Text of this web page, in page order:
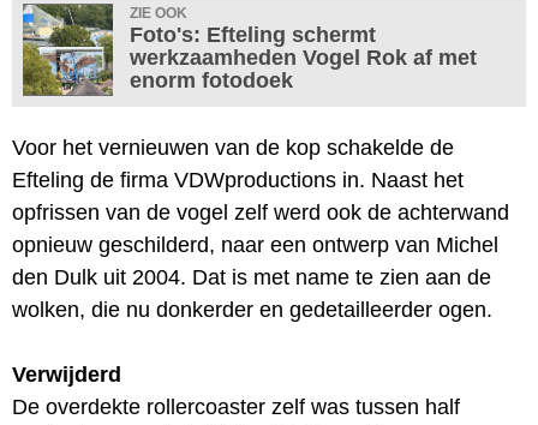
ZIE OOK
Foto's: Efteling schermt
werkzaamheden Vogel Rok af met
enorm fotodoek
Voor het vernieuwen van de kop schakelde de
Efteling de firma VDWproductions in. Naast het
opfrissen van de vogel zelf werd ook de achterwand
opnieuw geschilderd, naar een ontwerp van Michel
den Dulk uit 2004. Dat is met name te zien aan de
wolken, die nu donkerder en gedetailleerder ogen.
Verwijderd
De overdekte rollercoaster zelf was tussen half